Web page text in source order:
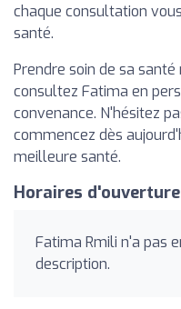
chaque consultation
santé.
Prendre soin de sa
consultez Fatima en
convenance. N'hésitez
commencez dès
meilleure santé.
Horaires d'ouverture
Fatima Rmili n'a pas
description.